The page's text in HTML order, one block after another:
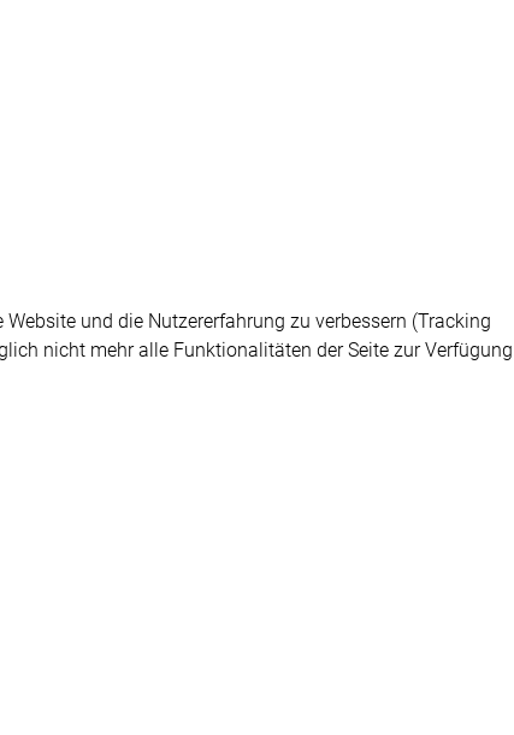
und die Nutzererfahrung zu verbessern (Tracking
nicht mehr alle Funktionalitäten der Seite zur Verfügung